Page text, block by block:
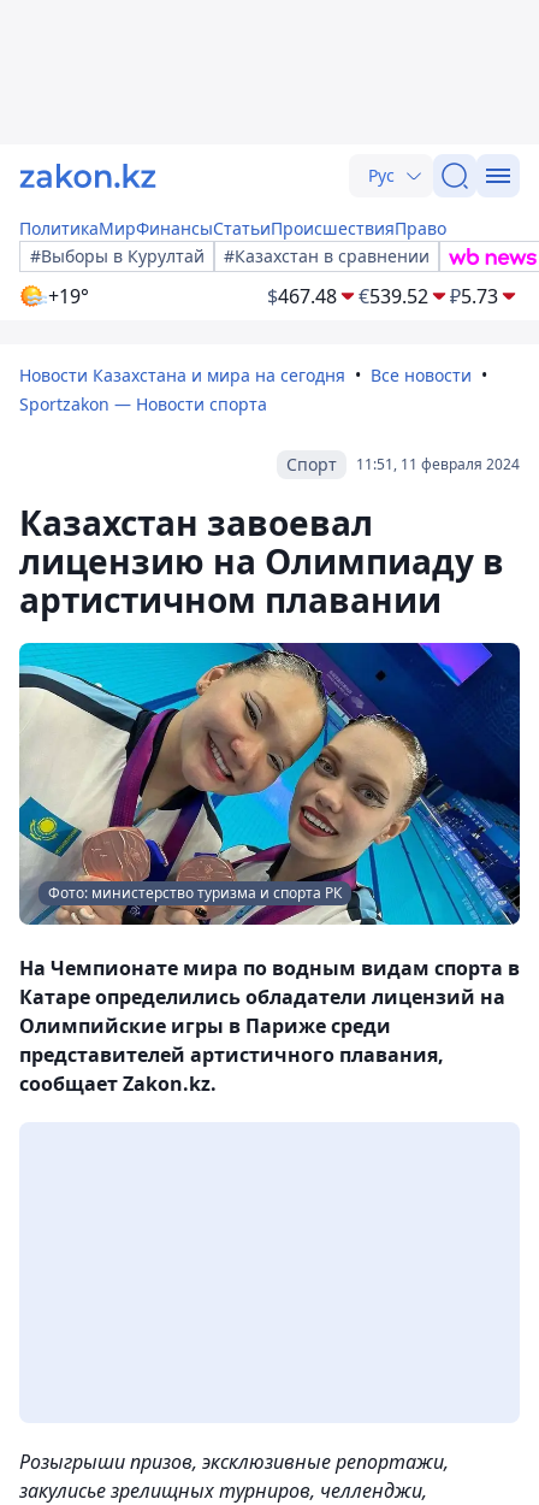
Рус
ПолитикаМирФинансыСтатьиПроисшествияПраво
#Выборы в Курултай
#Казахстан в сравнении
+19° $467.48 €539.52 ₽5.73
Новости Казахстана и мира на сегодня
Все новости
Sportzakon — Новости спорта
11:51, 11 февраля 2024
Спорт
Казахстан завоевал
лицензию на Олимпиаду в
артистичном плавании
Фото: министерство туризма и спорта РК
На Чемпионате мира по водным видам спорта в
Катаре определились обладатели лицензий на
Олимпийские игры в Париже среди
представителей артистичного плавания,
сообщает Zakon.kz.
Розыгрыши призов, эксклюзивные репортажи,
закулисье зрелищных турниров, челленджи,